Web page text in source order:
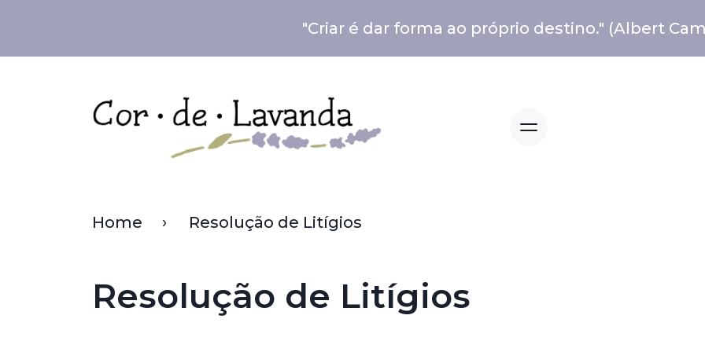
"Criar é dar forma ao próprio destino." (Albert
Home Resolução de Litígios
Resolução de Litígios